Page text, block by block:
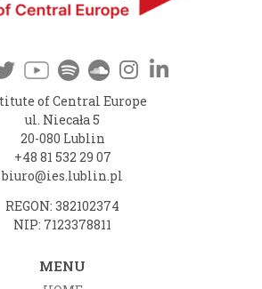
of Central Europe
ul. Niecała 5
20-080 Lublin
+48 81 532 29 07
biuro@ies.lublin.pl
REGON: 382102374
NIP: 7123378811
MENU